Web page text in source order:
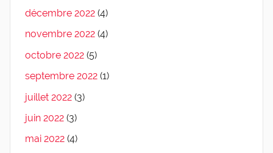
décembre 2022 (4)
novembre 2022 (4)
octobre 2022 (5)
septembre 2022 (1)
juillet 2022 (3)
juin 2022 (3)
mai 2022 (4)